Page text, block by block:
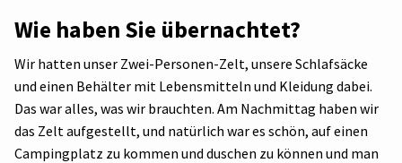
Wie haben Sie übernachtet?
Wir hatten unser Zwei-Personen-Zelt, unsere Schlafsäcke
und einen Behälter mit Lebensmitteln und Kleidung dabei.
Das war alles, was wir brauchten. Am Nachmittag haben wir
das Zelt aufgestellt, und natürlich war es schön, auf einen
Campingplatz zu kommen und duschen zu können und man